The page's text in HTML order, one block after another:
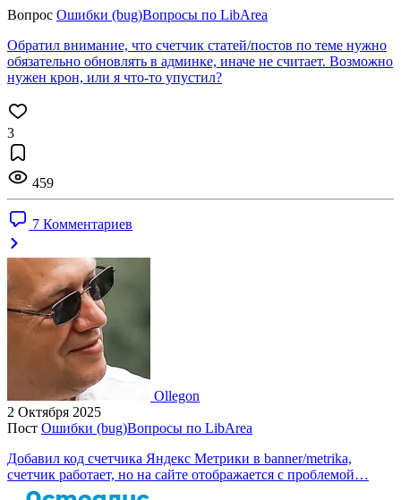
Вопрос Ошибки (bug)Вопросы по LibArea
Обратил внимание, что счетчик статей/постов по теме нужно
обязательно обновлять в админке, иначе не считает. Возможно
нужен крон, или я что-то упустил?
3
459
7 Комментариев
Ollegon
2 Октября 2025
Пост Ошибки (bug)Вопросы по LibArea
Добавил код счетчика Яндекс Метрики в banner/metrika,
счетчик работает, но на сайте отображается с проблемой…